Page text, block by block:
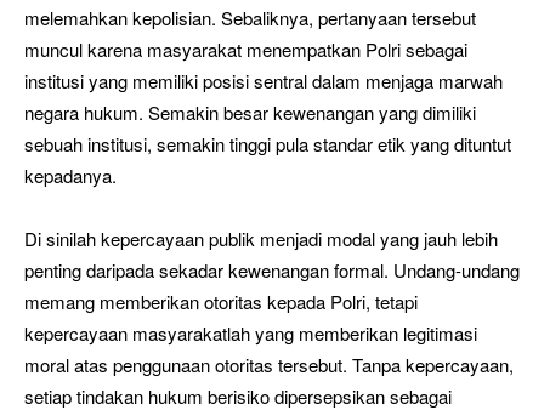
melemahkan kepolisian. Sebaliknya, pertanyaan tersebut
muncul karena masyarakat menempatkan Polri sebagai
institusi yang memiliki posisi sentral dalam menjaga marwah
negara hukum. Semakin besar kewenangan yang dimiliki
sebuah institusi, semakin tinggi pula standar etik yang dituntut
kepadanya.
Di sinilah kepercayaan publik menjadi modal yang jauh lebih
penting daripada sekadar kewenangan formal. Undang-undang
memang memberikan otoritas kepada Polri, tetapi
kepercayaan masyarakatlah yang memberikan legitimasi
moral atas penggunaan otoritas tersebut. Tanpa kepercayaan,
setiap tindakan hukum berisiko dipersepsikan sebagai